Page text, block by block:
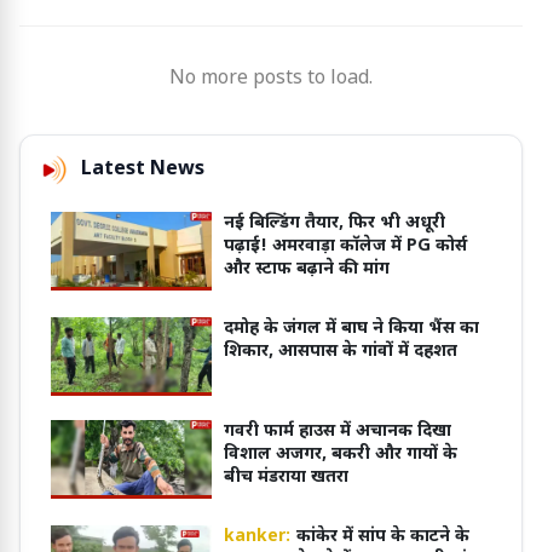
No more posts to load.
Latest News
नई बिल्डिंग तैयार, फिर भी अधूरी
पढ़ाई! अमरवाड़ा कॉलेज में PG कोर्स
और स्टाफ बढ़ाने की मांग
दमोह के जंगल में बाघ ने किया भैंस का
शिकार, आसपास के गांवों में दहशत
गवरी फार्म हाउस में अचानक दिखा
विशाल अजगर, बकरी और गायों के
बीच मंडराया खतरा
kanker: कांकेर में सांप के काटने के